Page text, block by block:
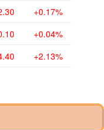
+0.17%
+0.04%
+2.13%